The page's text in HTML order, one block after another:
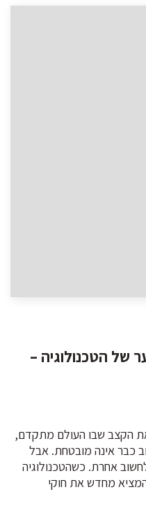
של הטכנולוגיה –
הקצב שבו העולם מתקדם,
כבר אינה מובטחת. אבל
אחרת. כשהטכנולוגיה
מחדש את חוקי